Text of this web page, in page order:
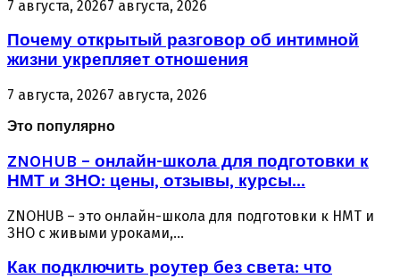
7 августа, 20267 августа, 2026
Почему открытый разговор об интимной
жизни укрепляет отношения
7 августа, 20267 августа, 2026
Это популярно
ZNOHUB – онлайн-школа для подготовки к
НМТ и ЗНО: цены, отзывы, курсы...
ZNOHUB – это онлайн-школа для подготовки к НМТ и
ЗНО с живыми уроками,...
Как подключить роутер без света: что